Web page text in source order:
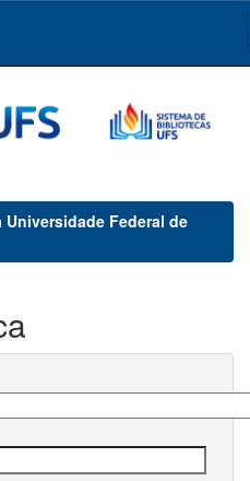
Federal de